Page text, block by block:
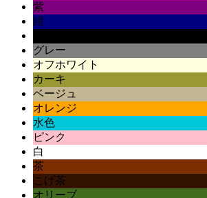
紫
紺
グレー
オフホワイト
カーキ
ベージュ
オレンジ
水色
ピンク
白
茶
こげ茶
オリーブ